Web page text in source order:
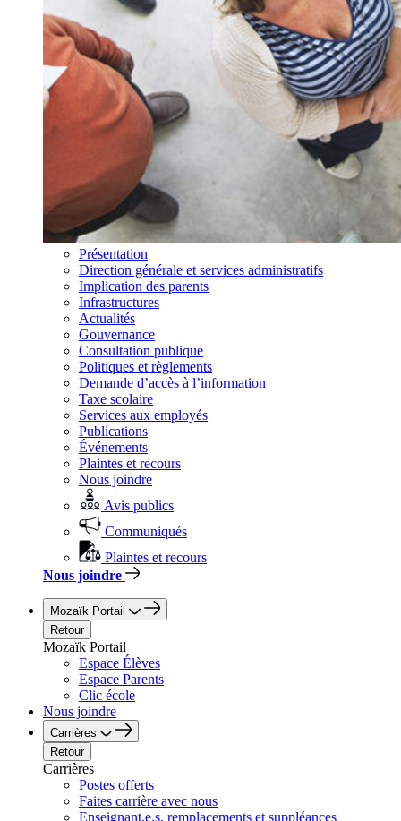
Présentation
Direction générale et services administratifs
Implication des parents
Infrastructures
Actualités
Gouvernance
Consultation publique
Politiques et règlements
Demande d’accès à l’information
Taxe scolaire
Services aux employés
Publications
Événements
Plaintes et recours
Nous joindre
Avis publics
Communiqués
Plaintes et recours
Nous joindre
Mozaïk Portail
Retour
Mozaïk Portail
Espace Élèves
Espace Parents
Clic école
Nous joindre
Carrières
Retour
Carrières
Postes offerts
Faites carrière avec nous
Enseignant.e.s, remplacements et suppléances